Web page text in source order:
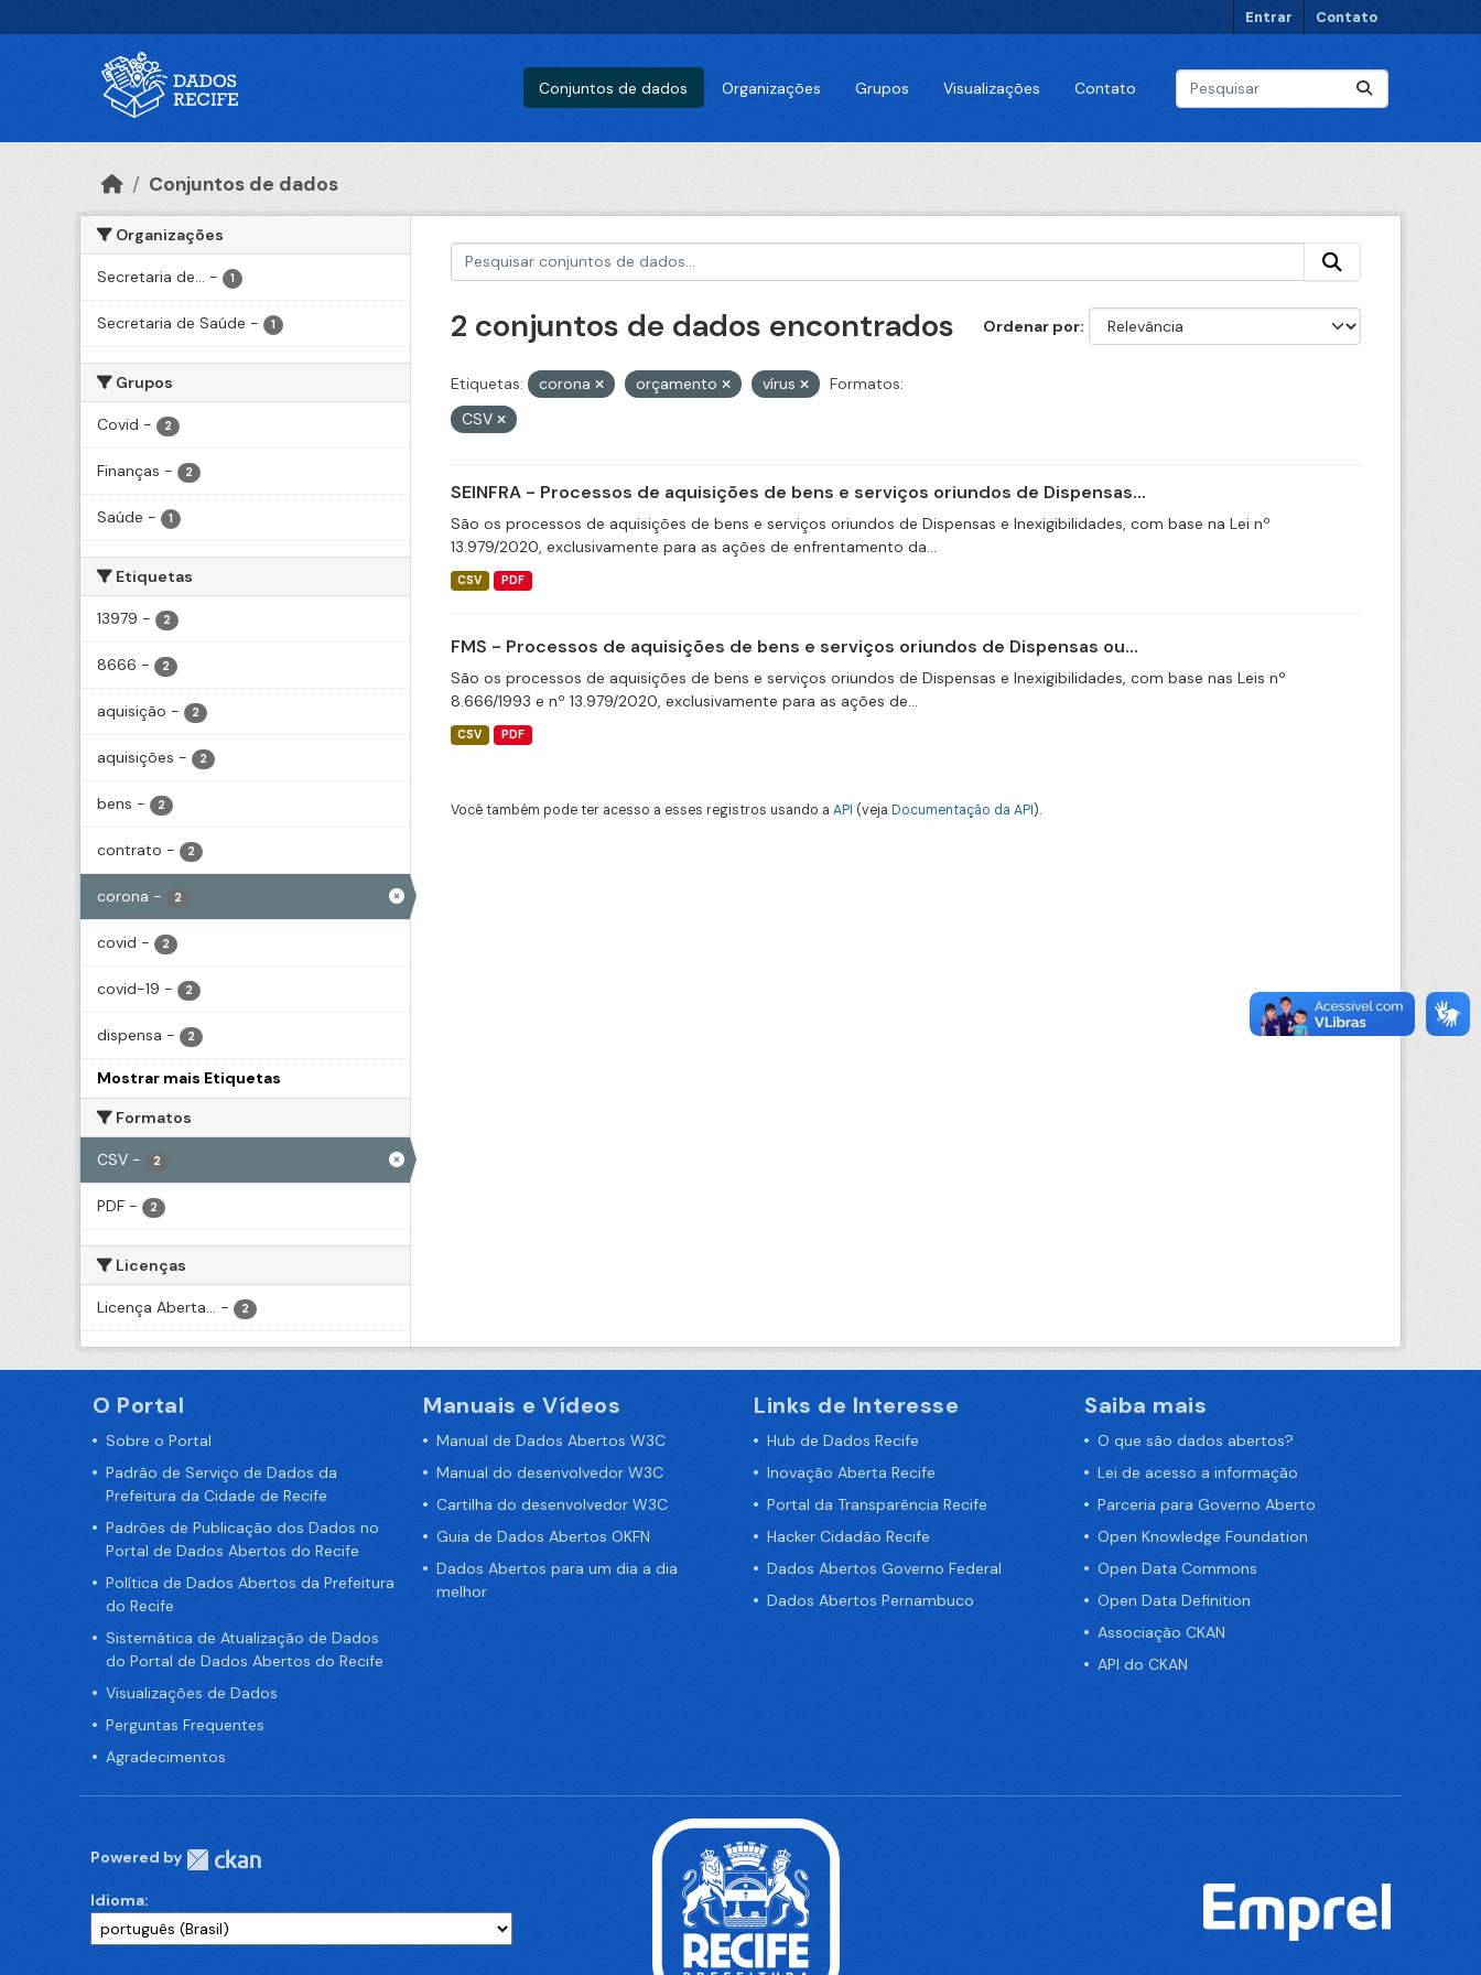
Entrar Contato
Conjuntos de dados Organizações Grupos Visualizações Contato
Conjuntos de dados
Organizações
Secretaria de... - 1
Secretaria de Saúde - 1
Grupos
Covid - 2
Finanças - 2
Saúde - 1
Etiquetas
13979 - 2
8666 - 2
aquisição - 2
aquisições - 2
bens - 2
contrato - 2
corona - 2
covid - 2
covid-19 - 2
dispensa - 2
Mostrar mais Etiquetas
Formatos
CSV - 2
PDF - 2
Licenças
Licença Aberta... - 2
Ordenar por
2 conjuntos de dados encontrados
Etiquetas: corona orçamento vírus
Formatos:
CSV
SEINFRA - Processos de aquisições de bens e serviços oriundos de Dispensas...
São os processos de aquisições de bens e serviços oriundos de Dispensas e Inexigibilidades, com base na Lei nº
13.979/2020, exclusivamente para as ações de enfrentamento da...
CSV PDF
FMS - Processos de aquisições de bens e serviços oriundos de Dispensas ou...
São os processos de aquisições de bens e serviços oriundos de Dispensas e Inexigibilidades, com base nas Leis nº
8.666/1993 e nº 13.979/2020, exclusivamente para as ações de...
CSV PDF
Você também pode ter acesso a esses registros usando a API (veja Documentação da API).
O Portal
Sobre o Portal
Padrão de Serviço de Dados da
Prefeitura da Cidade de Recife
Padrões de Publicação dos Dados no
Portal de Dados Abertos do Recife
Política de Dados Abertos da Prefeitura
do Recife
Sistemática de Atualização de Dados
do Portal de Dados Abertos do Recife
Visualizações de Dados
Perguntas Frequentes
Agradecimentos
Manuais e Vídeos
Manual de Dados Abertos W3C
Manual do desenvolvedor W3C
Cartilha do desenvolvedor W3C
Guia de Dados Abertos OKFN
Dados Abertos para um dia a dia
melhor
Links de Interesse
Hub de Dados Recife
Inovação Aberta Recife
Portal da Transparência Recife
Hacker Cidadão Recife
Dados Abertos Governo Federal
Dados Abertos Pernambuco
Saiba mais
O que são dados abertos?
Lei de acesso a informação
Parceria para Governo Aberto
Open Knowledge Foundation
Open Data Commons
Open Data Definition
Associação CKAN
API do CKAN
Powered by
Idioma